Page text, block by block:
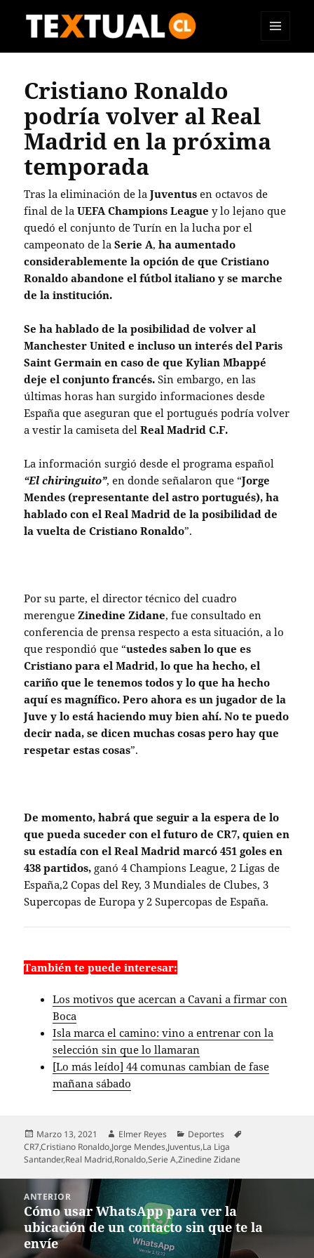
Cristiano Ronaldo
podría volver al Real
Madrid en la próxima
temporada
Tras la eliminación de laJuventus en octavos de
final de laUEFA Champions League y lo lejano que
quedó el conjunto de Turín en la lucha por el
campeonato de la Serie A, ha aumentado
considerablemente la opción de que Cristiano
Ronaldo abandone el fútbol italiano y se marche
de la institución.
Se ha hablado de la posibilidad de volver al
Manchester United e incluso un interés del Paris
Saint Germain en caso de que Kylian Mbappé
deje el conjunto francés. Sin embargo, en las
últimas horas han surgido informaciones desde
España que aseguran que el portugués podría volver
a vestir la camiseta delReal Madrid C.F.
La información surgió desde el programa español
“El chiringuito”, en donde señalaron que “Jorge
Mendes (representante del astro portugués), ha
hablado con el Real Madrid de la posibilidad de
la vuelta de Cristiano Ronaldo”.
Por su parte, el director técnico del cuadro
merengueZinedine Zidane, fue consultado en
conferencia de prensa respecto a esta situación, a lo
que respondió que “ustedes saben lo que es
Cristiano para el Madrid, lo que ha hecho, el
cariño que le tenemos todos y lo que ha hecho
aquí es magnífico. Pero ahora es un jugador de la
Juve y lo está haciendo muy bien ahí. No te puedo
decir nada, se dicen muchas cosas pero hay que
respetar estas cosas”.
De momento, habrá que seguir a la espera de lo
que pueda suceder con el futuro de CR7, quien en
su estadía con el Real Madrid marcó 451 goles en
438 partidos, ganó 4 Champions League, 2 Ligas de
España,2 Copas del Rey, 3 Mundiales de Clubes, 3
Supercopas de Europa y 2 Supercopas de España.
También te puede interesar:
Los motivos que acercan a Cavani a firmar con
Boca
Isla marca el camino: vino a entrenar con la
selección sin que lo llamaran
[Lo más leído] 44 comunas cambian de fase
mañana sábado
Publicado
el
Marzo 13, 2021 Autor
Elmer Reyes Categorías
Deportes
CR7,Cristiano Ronaldo,Jorge Mendes,Juventus,La Liga
Santander,Real Madrid,Ronaldo,Serie A,Zinedine Zidane
entradas
ANTERIOR
Entrada
anterior:
Cómo usar WhatsApp para ver la
ubicación de un contacto sin que te la
envíe